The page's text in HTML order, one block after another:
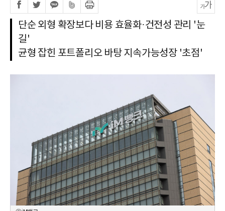
단순 외형 확장보다 비용 효율화·건전성 관리 '눈
길'
균형 잡힌 포트폴리오 바탕 지속가능성장 '초점'